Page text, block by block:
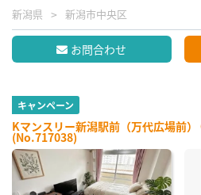
新潟県 新潟市中央区
お問合わせ
キャンペーン
Kマンスリー新潟駅前（万代広場前）
(No.717038)